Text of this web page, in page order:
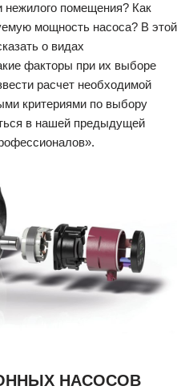
нежилого помещения? Как
мощность насоса? В этой
о видах
факторы при их выборе
расчет необходимой
критериями по выбору
в нашей предыдущей
НАСОСОВ